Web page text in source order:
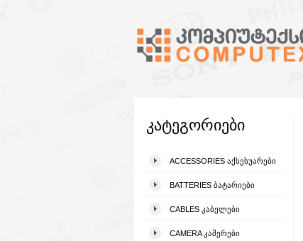
კატეგორიები
ACCESSORIES ᲐᲥᲡᲔᲡᲣᲐᲠᲔᲑᲘ
BATTERIES ᲑᲐᲢᲐᲠᲘᲔᲑᲘ
CABLES ᲙᲐᲑᲔᲚᲔᲑᲘ
CAMERA ᲙᲐᲛᲔᲠᲔᲑᲘ